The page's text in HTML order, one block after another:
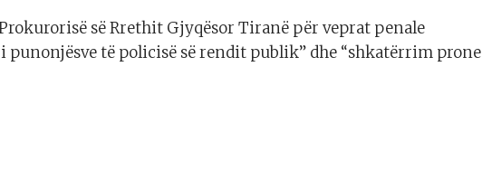
së Rrethit Gjyqësor Tiranë për veprat penale
punonjësve të policisë së rendit publik” dhe “shkatërrim prone